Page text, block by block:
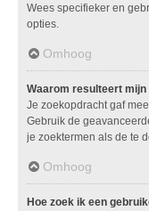
Wees specifieker en
opties.
Omhoog
Waarom resulteert mijn
Je zoekopdracht gaf
Gebruik de
je zoektermen als de te
Omhoog
Hoe zoek ik een